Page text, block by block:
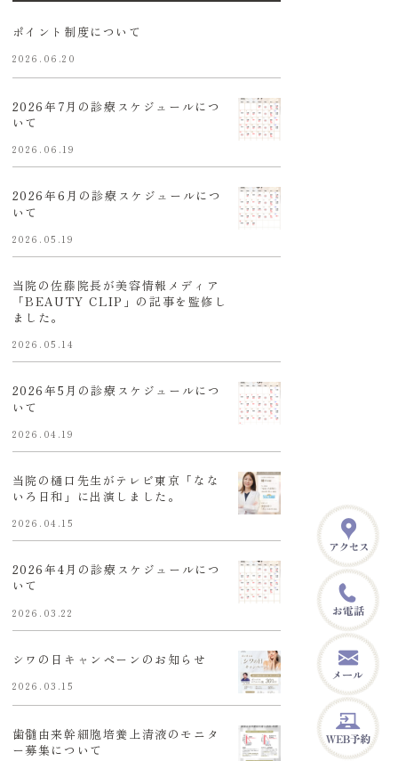
ポイント制度について
2026.06.20
2026年7月の診療スケジュールにつ
いて
2026.06.19
2026年6月の診療スケジュールにつ
いて
2026.05.19
当院の佐藤院長が美容情報メディア
「BEAUTY CLIP」の記事を監修し
ました。
2026.05.14
2026年5月の診療スケジュールにつ
いて
2026.04.19
当院の樋口先生がテレビ東京「なな
いろ日和」に出演しました。
2026.04.15
2026年4月の診療スケジュールにつ
いて
2026.03.22
シワの日キャンペーンのお知らせ
2026.03.15
歯髄由来幹細胞培養上清液のモニタ
ー募集について